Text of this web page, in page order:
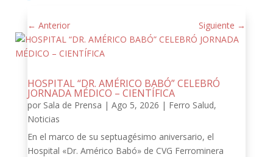
← Anterior Siguiente →
HOSPITAL “DR. AMÉRICO BABÓ” CELEBRÓ
JORNADA MÉDICO – CIENTÍFICA
por Sala de Prensa | Ago 5, 2026 | Ferro Salud,
Noticias
En el marco de su septuagésimo aniversario, el
Hospital «Dr. Américo Babó» de CVG Ferrominera